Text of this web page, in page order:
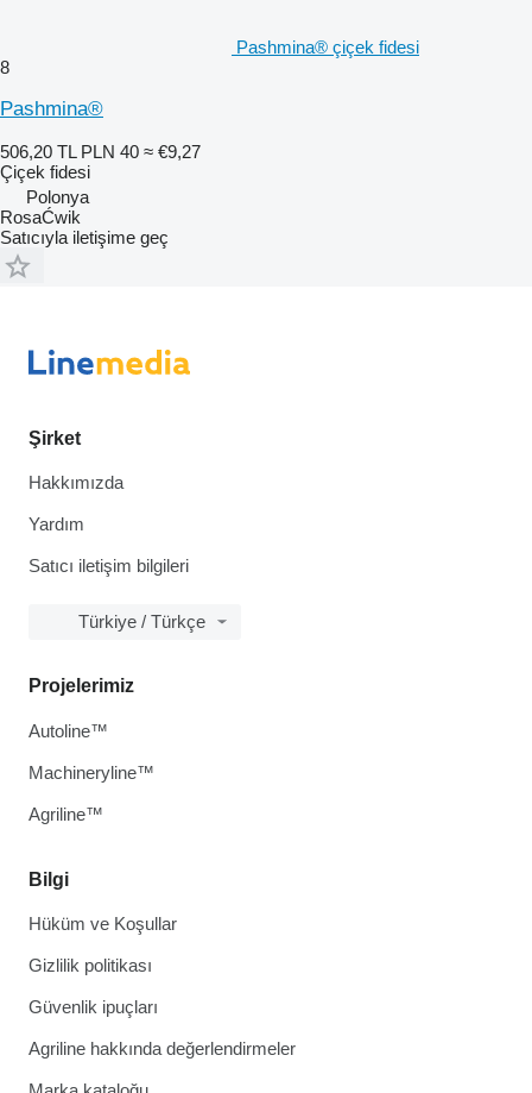
Pashmina® çiçek fidesi
8
Pashmina®
506,20 TL PLN 40 ≈ €9,27
Çiçek fidesi
Polonya
RosaĆwik
Satıcıyla iletişime geç
Şirket
Hakkımızda
Yardım
Satıcı iletişim bilgileri
Türkiye / Türkçe
Bilgi
Hüküm ve Koşullar
Gizlilik politikası
Güvenlik ipuçları
Agriline hakkında değerlendirmeler
Projelerimiz
Autoline™
Machineryline™
Agriline™